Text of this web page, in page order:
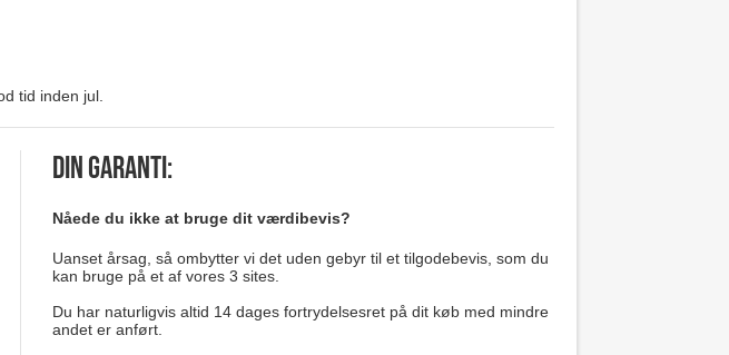
tid inden jul.
Din garanti:
Nåede du ikke at bruge dit værdibevis?
Uanset årsag, så ombytter vi det uden gebyr til et tilgodebevis, som du
kan bruge på et af vores 3 sites.
Du har naturligvis altid 14 dages fortrydelsesret på dit køb med mindre
andet er anført.